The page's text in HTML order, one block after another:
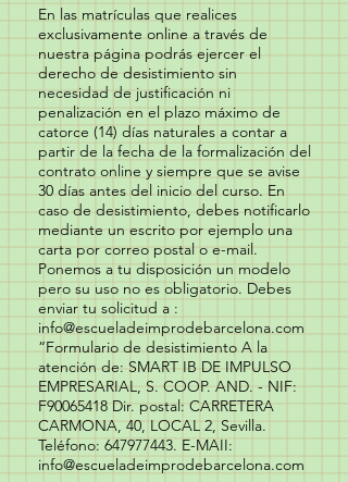
En las matrículas que realices
exclusivamente online a través de
nuestra página podrás ejercer el
derecho de desistimiento sin
necesidad de justificación ni
penalización en el plazo máximo de
catorce (14) días naturales a contar a
partir de la fecha de la formalización del
contrato online y siempre que se avise
30 días antes del inicio del curso. En
caso de desistimiento, debes notificarlo
mediante un escrito por ejemplo una
carta por correo postal o e-mail.
Ponemos a tu disposición un modelo
pero su uso no es obligatorio. Debes
enviar tu solicitud a :
info@escueladeimprodebarcelona.com
“Formulario de desistimiento A la
atención de: SMART IB DE IMPULSO
EMPRESARIAL, S. COOP. AND. - NIF:
F90065418 Dir. postal: CARRETERA
CARMONA, 40, LOCAL 2, Sevilla.
Teléfono: 647977443. E-MAII:
info@escueladeimprodebarcelona.com